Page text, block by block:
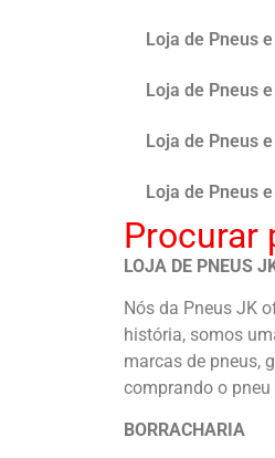
Loja de Pneus
Loja de Pneus
Loja de Pneus
Loja de Pneus
Procurar
LOJA DE PNEUS
Nós da Pneus JK
história, somos
marcas de pneus,
comprando o
BORRACHARIA